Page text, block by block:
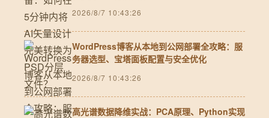
2026/8/7 10:43:26
WordPress博客从本地到公网部署全攻略：服
务器选型、宝塔面板配置与安全优化
2026/8/7 10:43:26
高光谱数据降维实战：PCA原理、Python实现